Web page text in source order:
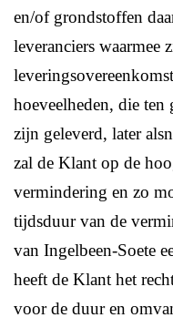
en/of grondstoffen
leveranciers waarmee
hoeveelheden, die
zijn geleverd, later
zal de Klant op de
vermindering en zo
tijdsduur van de
van Ingelbeen-Soete
heeft de Klant het
voor de duur en